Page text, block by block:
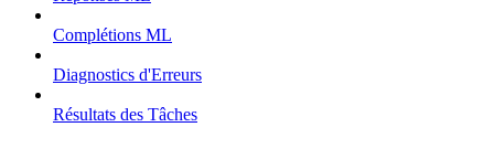
Complétions ML
Diagnostics d'Erreurs
Résultats des Tâches